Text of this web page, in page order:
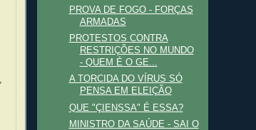
PROVA DE FOGO - FORÇAS
ARMADAS
PROTESTOS CONTRA
RESTRIÇÕES NO MUNDO
- QUEM É O GE...
A TORCIDA DO VÍRUS SÓ
PENSA EM ELEIÇÃO
QUE "ÇIENSSA" É ESSA?
MINISTRO DA SAÚDE - SAI O